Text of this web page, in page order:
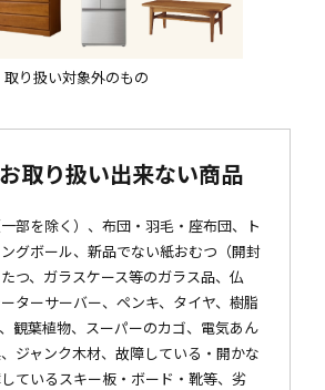
取り扱い対象外のもの
取り扱い出来ない商品
部を除く）、布団・羽毛・座布団、ト
グボール、新品でない紙おむつ（開封
つ、ガラスケース等のガラス品、仏
ターサーバー、ペンキ、タイヤ、樹脂
観葉植物、スーパーのカゴ、電気あん
ジャンク木材、故障している・開かな
ているスキー板・ボード・靴等、劣